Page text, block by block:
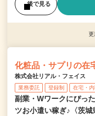
後で見る
化粧品・サプリの在
株式会社リアル・フェイス
業務委託 登録制 在宅・内
副業・Wワークにぴっ
ツお小遣い稼ぎ♪〈茨城